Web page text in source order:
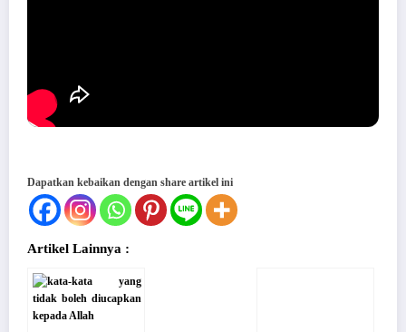
Dapatkan kebaikan dengan share artikel ini
Artikel Lainnya :